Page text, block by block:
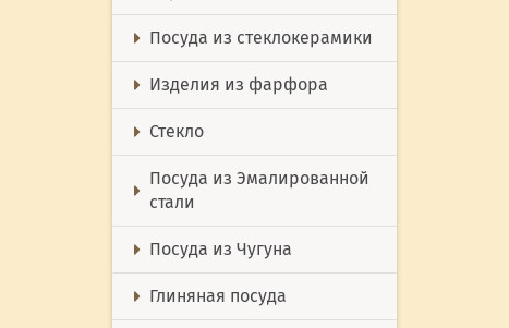
Посуда из стеклокерамики
Изделия из фарфора
Стекло
Посуда из Эмалированной
стали
Посуда из Чугуна
Глиняная посуда